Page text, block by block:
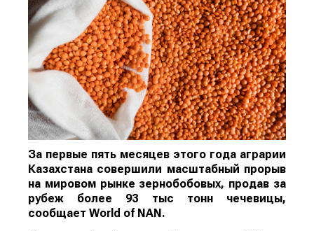
За первые пять месяцев этого года аграрии
Казахстана совершили масштабный прорыв
на мировом рынке зернобобовых, продав за
рубеж более 93 тыс тонн чечевицы,
сообщает World of NAN .